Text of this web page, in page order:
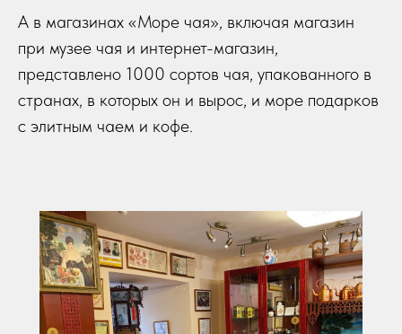
А в магазинах «Море чая», включая магазин
при музее чая и интернет-магазин,
представлено 1000 сортов чая, упакованного в
странах, в которых он и вырос, и море подарков
с элитным чаем и кофе.